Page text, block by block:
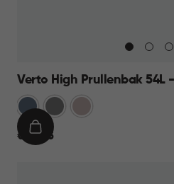
Verto High Prullenbak 54L
BlauwGrijs Rose
€
€ 44,95
IN